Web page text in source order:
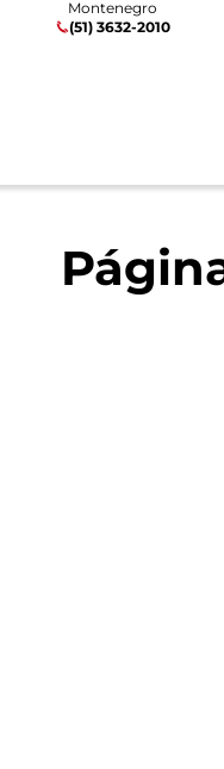
Montenegro
(51) 3632-2010